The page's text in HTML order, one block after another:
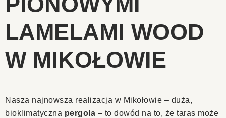
LAMELAMI WOOD
W MIKOŁOWIE
Nasza najnowsza realizacja w Mikołowie – duża,
bioklimatyczna pergola – to dowód na to, że taras może